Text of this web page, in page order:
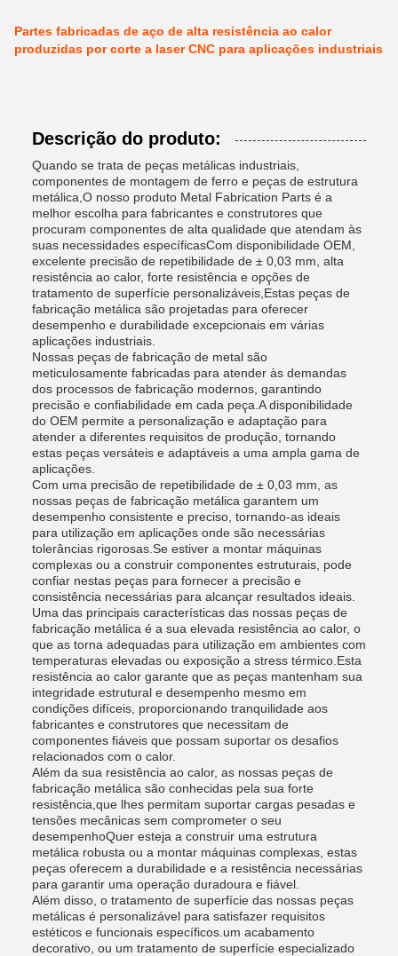
Partes fabricadas de aço de alta resistência ao calor
produzidas por corte a laser CNC para aplicações industriais
Descrição do produto:
Quando se trata de peças metálicas industriais,
componentes de montagem de ferro e peças de estrutura
metálica,O nosso produto Metal Fabrication Parts é a
melhor escolha para fabricantes e construtores que
procuram componentes de alta qualidade que atendam às
suas necessidades específicasCom disponibilidade OEM,
excelente precisão de repetibilidade de ± 0,03 mm, alta
resistência ao calor, forte resistência e opções de
tratamento de superfície personalizáveis,Estas peças de
fabricação metálica são projetadas para oferecer
desempenho e durabilidade excepcionais em várias
aplicações industriais.
Nossas peças de fabricação de metal são
meticulosamente fabricadas para atender às demandas
dos processos de fabricação modernos, garantindo
precisão e confiabilidade em cada peça.A disponibilidade
do OEM permite a personalização e adaptação para
atender a diferentes requisitos de produção, tornando
estas peças versáteis e adaptáveis a uma ampla gama de
aplicações.
Com uma precisão de repetibilidade de ± 0,03 mm, as
nossas peças de fabricação metálica garantem um
desempenho consistente e preciso, tornando-as ideais
para utilização em aplicações onde são necessárias
tolerâncias rigorosas.Se estiver a montar máquinas
complexas ou a construir componentes estruturais, pode
confiar nestas peças para fornecer a precisão e
consistência necessárias para alcançar resultados ideais.
Uma das principais características das nossas peças de
fabricação metálica é a sua elevada resistência ao calor, o
que as torna adequadas para utilização em ambientes com
temperaturas elevadas ou exposição a stress térmico.Esta
resistência ao calor garante que as peças mantenham sua
integridade estrutural e desempenho mesmo em
condições difíceis, proporcionando tranquilidade aos
fabricantes e construtores que necessitam de
componentes fiáveis que possam suportar os desafios
relacionados com o calor.
Além da sua resistência ao calor, as nossas peças de
fabricação metálica são conhecidas pela sua forte
resistência,que lhes permitam suportar cargas pesadas e
tensões mecânicas sem comprometer o seu
desempenhoQuer esteja a construir uma estrutura
metálica robusta ou a montar máquinas complexas, estas
peças oferecem a durabilidade e a resistência necessárias
para garantir uma operação duradoura e fiável.
Além disso, o tratamento de superfície das nossas peças
metálicas é personalizável para satisfazer requisitos
estéticos e funcionais específicos.um acabamento
decorativo, ou um tratamento de superfície especializado